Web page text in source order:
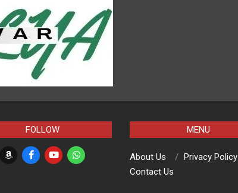
FOLLOW MENU
About Us
Privacy Policy
Contact Us